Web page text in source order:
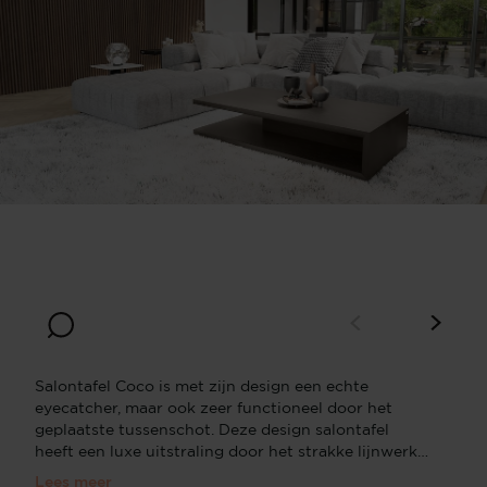
Salontafel Coco is met zijn design een echte
eyecatcher, maar ook zeer functioneel door het
geplaatste tussenschot. Deze design salontafel
heeft een luxe uitstraling door het strakke lijnwerk.
Lees meer